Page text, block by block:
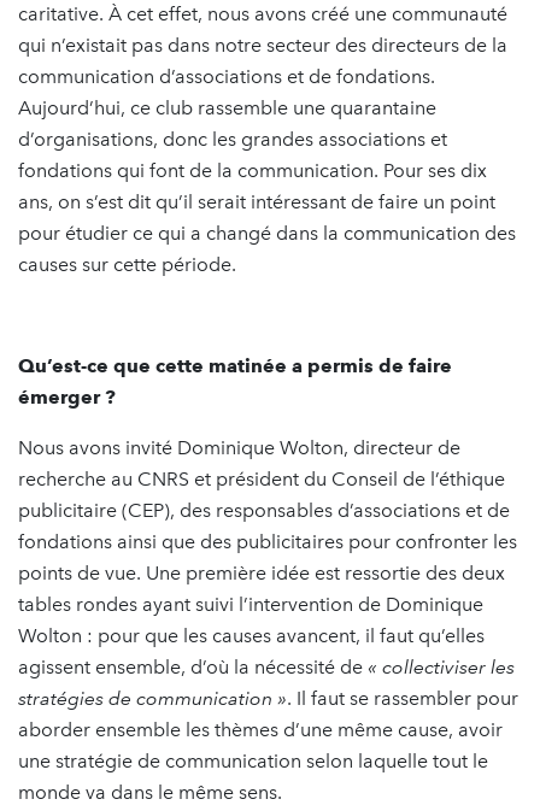
caritative. À cet effet, nous avons créé une communauté
qui n’existait pas dans notre secteur des directeurs de la
communication d’associations et de fondations.
Aujourd’hui, ce club rassemble une quarantaine
d’organisations, donc les grandes associations et
fondations qui font de la communication. Pour ses dix
ans, on s’est dit qu’il serait intéressant de faire un point
pour étudier ce qui a changé dans la communication des
causes sur cette période.
Qu’est-ce que cette matinée a permis de faire
émerger ?
Nous avons invité Dominique Wolton, directeur de
recherche au CNRS et président du Conseil de l’éthique
publicitaire (CEP), des responsables d’associations et de
fondations ainsi que des publicitaires pour confronter les
points de vue. Une première idée est ressortie des deux
tables rondes ayant suivi l’intervention de Dominique
Wolton : pour que les causes avancent, il faut qu’elles
agissent ensemble, d’où la nécessité de « collectiviser les
stratégies de communication ». Il faut se rassembler pour
aborder ensemble les thèmes d’une même cause, avoir
une stratégie de communication selon laquelle tout le
monde va dans le même sens.